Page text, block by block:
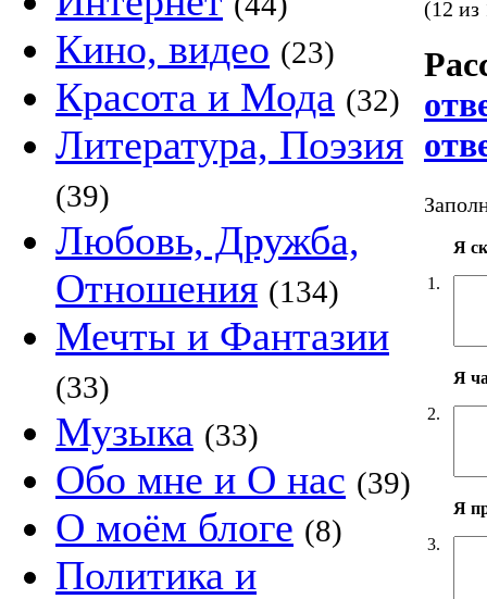
Кино, видео (23)
Красота и Мода (32)
Литература, Поэзия
(39)
Любовь, Дружба,
Отношения (134)
Мечты и Фантазии
(33)
Музыка (33)
Обо мне и О нас (39)
О моём блоге (8)
Политика и
(12 из
1.
Я
2.
Я
3.
Я